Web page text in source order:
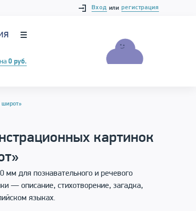
Вход или регистрация
0 руб.
широт»
картинок
мм для познавательного и речевого
— описание, стихотворение, загадка,
языках.